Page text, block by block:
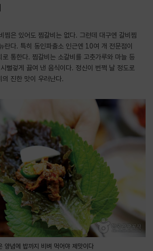
찜은 있어도 찜갈비는 없다. 그런데 대구엔 갈비찜
란다. 특히 동인파출소 인근엔 10여 개 전문점이
로 통한다. 찜갈비는 소갈비를 고춧가루와 마늘 등
뻘겋게 끓여 낸 음식이다. 정신이 번쩍 날 정도로
의 진한 맛이 우러난다.
양념에 밥까지 비벼 먹어야 제맛이다